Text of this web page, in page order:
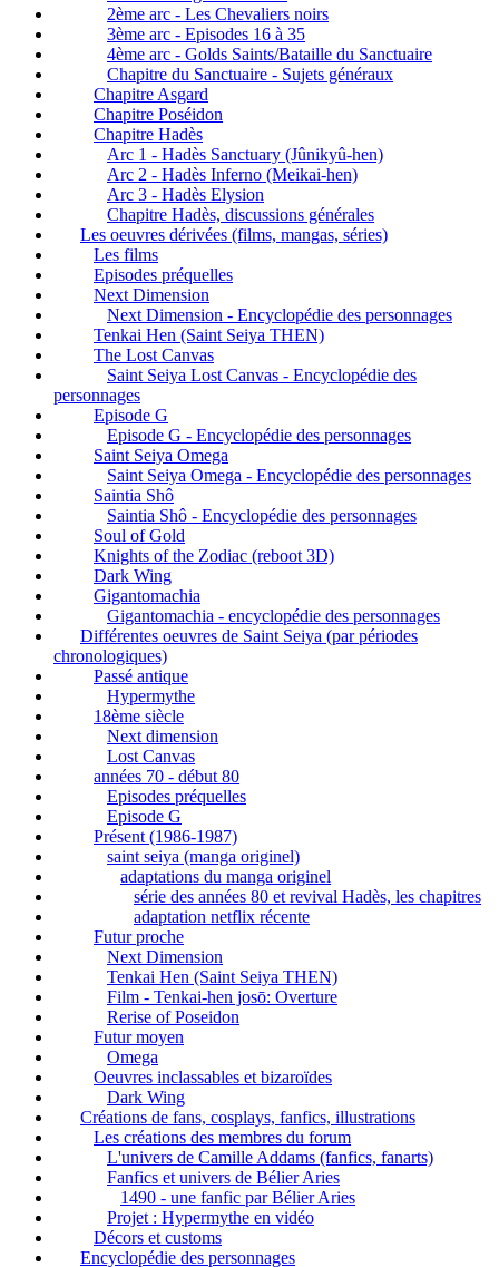
2ème arc - Les Chevaliers noirs
3ème arc - Episodes 16 à 35
4ème arc - Golds Saints/Bataille du Sanctuaire
Chapitre du Sanctuaire - Sujets généraux
Chapitre Asgard
Chapitre Poséidon
Chapitre Hadès
Arc 1 - Hadès Sanctuary (Jûnikyû-hen)
Arc 2 - Hadès Inferno (Meikai-hen)
Arc 3 - Hadès Elysion
Chapitre Hadès, discussions générales
Les oeuvres dérivées (films, mangas, séries)
Les films
Episodes préquelles
Next Dimension
Next Dimension - Encyclopédie des personnages
Tenkai Hen (Saint Seiya THEN)
The Lost Canvas
Saint Seiya Lost Canvas - Encyclopédie des
personnages
Episode G
Episode G - Encyclopédie des personnages
Saint Seiya Omega
Saint Seiya Omega - Encyclopédie des personnages
Saintia Shô
Saintia Shô - Encyclopédie des personnages
Soul of Gold
Knights of the Zodiac (reboot 3D)
Dark Wing
Gigantomachia
Gigantomachia - encyclopédie des personnages
Différentes oeuvres de Saint Seiya (par périodes
chronologiques)
Passé antique
Hypermythe
18ème siècle
Next dimension
Lost Canvas
années 70 - début 80
Episodes préquelles
Episode G
Présent (1986-1987)
saint seiya (manga originel)
adaptations du manga originel
série des années 80 et revival Hadès, les chapitres
adaptation netflix récente
Futur proche
Next Dimension
Tenkai Hen (Saint Seiya THEN)
Film - Tenkai-hen josō: Overture
Rerise of Poseidon
Futur moyen
Omega
Oeuvres inclassables et bizaroïdes
Dark Wing
Créations de fans, cosplays, fanfics, illustrations
Les créations des membres du forum
L'univers de Camille Addams (fanfics, fanarts)
Fanfics et univers de Bélier Aries
1490 - une fanfic par Bélier Aries
Projet : Hypermythe en vidéo
Décors et customs
Encyclopédie des personnages